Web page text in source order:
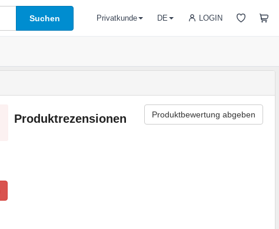
Suchen LOGIN
Privatkunde DE
Produktrezensionen Produktbewertung abgeben